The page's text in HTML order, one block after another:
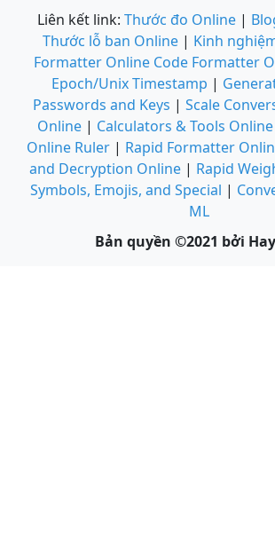
Liên kết link: Thước đo Online |
Thước lỗ ban Online| Kinh
Formatter Online Code Formatter
Epoch/Unix Timestamp |
Passwords and Keys | Scale
Online | Calculators & Tools Online
Online Ruler | Rapid Formatter
and Decryption Online | Rapid
Symbols, Emojis, and Special |
ML
Bản quyền ©2021 bởi